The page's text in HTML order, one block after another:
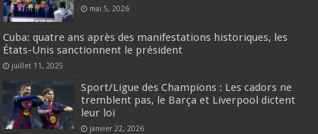
mai 5, 2026
Cuba: quatre ans après des manifestations historiques, les
États-Unis sanctionnent le président
juillet 11, 2025
Sport/Ligue des Champions : Les cadors ne
tremblent pas, le Barça et Liverpool dictent
leur loi
janvier 22, 2026